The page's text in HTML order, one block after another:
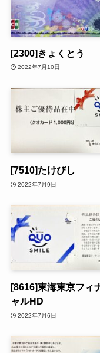
[2300]きょくとう
2022年7月10日
[7510]たけびし
2022年7月9日
[8616]東海東京フィ
ャルHD
2022年7月6日